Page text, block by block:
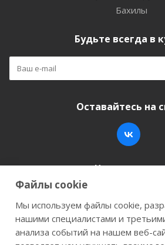
Бахилы
Будьте всегда в
Оставайтесь на
Наши
+7 (846) 200-05-15
г. Самара, ул.
Файлы cookie
Мы используем файлы cookie,
нашими специалистами и
анализа событий на нашем веб-